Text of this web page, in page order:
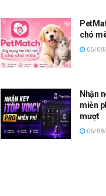
chó
06/
Nhận
miễn
mượt
06/